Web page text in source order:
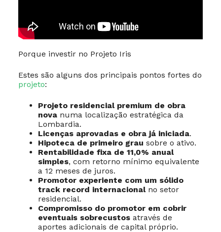
Porque investir no Projeto Iris
Estes são alguns dos principais pontos fortes do
projeto:
Projeto residencial premium de obra
novanuma localização estratégica da
Lombardia.
Licenças aprovadas e obra já iniciada.
Hipoteca de primeiro grau sobre o ativo.
Rentabilidade fixa de 11,0% anual
simples, com retorno mínimo equivalente
a 12 meses de juros.
Promotor experiente com um sólido
track record internacionalno setor
residencial.
Compromisso do promotor em cobrir
eventuais sobrecustosatravés de
aportes adicionais de capital próprio.